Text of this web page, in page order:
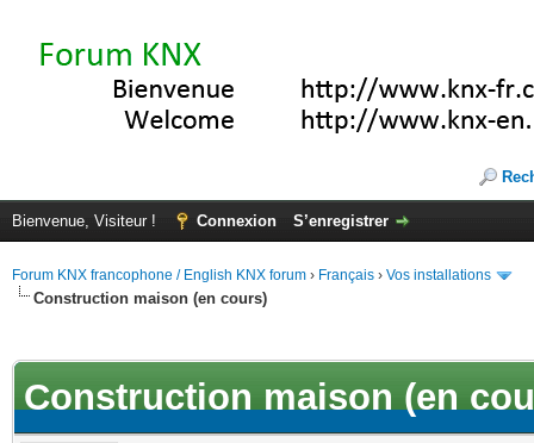
Bienvenue, Visiteur ! Connexion S’enregistrer
Forum KNX francophone / English KNX forum › Français › Vos installations
Construction maison (en cours)
Construction maison (en